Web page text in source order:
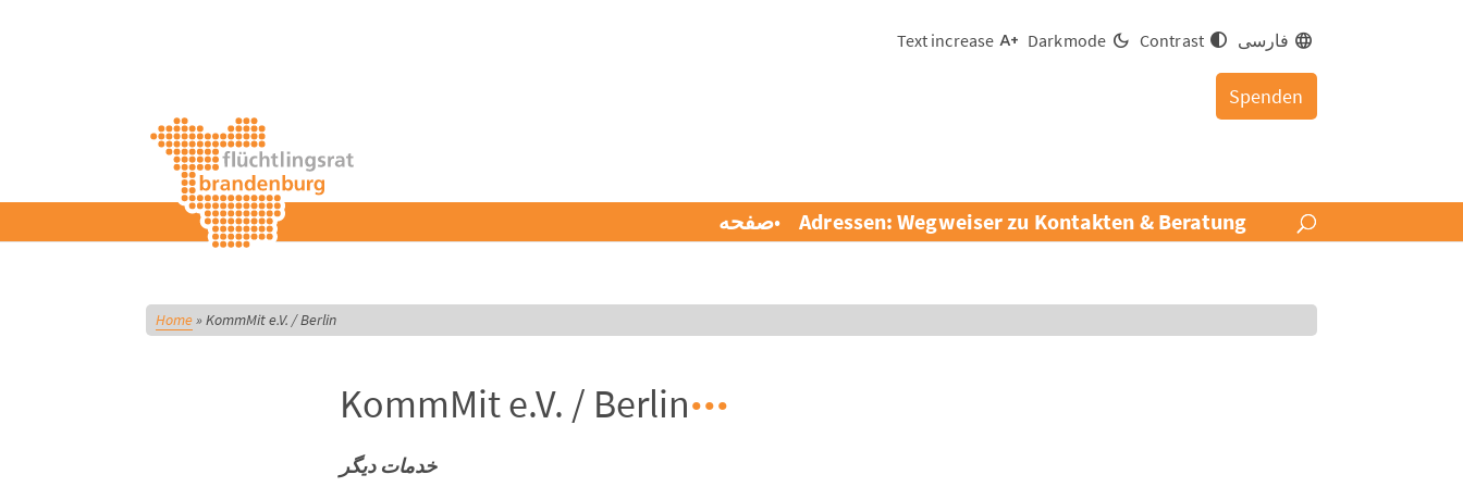
فارسی Contrast
Darkmode
Text increase
Spenden
Adressen: Wegweiser zu Kontakten & Beratung صفحه
Home»KommMit e.V. / Berlin
KommMit e.V. / Berlin
خدمات دیگر